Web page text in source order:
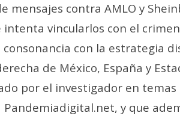
mensajes contra AMLO y
intenta vincularlos con el
con la estrategia
de México, España y
por el investigador en temas
y que